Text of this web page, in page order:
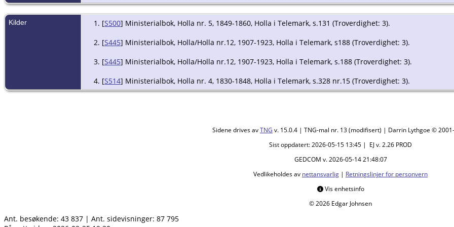
Kilder [S500] Ministerialbok, Holla nr. 5, 1849-1860, Holla i Telemark, s.131 (Troverdighet: 3).
[S445] Ministerialbok, Holla/Holla nr.12, 1907-1923, Holla i Telemark, s188 (Troverdighet: 3).
[S445] Ministerialbok, Holla/Holla nr.12, 1907-1923, Holla i Telemark, s.188 (Troverdighet: 3).
[S514] Ministerialbok, Holla nr. 4, 1830-1848, Holla i Telemark, s.328 nr.15 (Troverdighet: 3).
Sidene drives avTNG v. 15.0.4 | TNG-mal nr. 13 (modifisert) | Darrin Lythgoe ©
Sist oppdatert: 2026-05-15 13:45 | EJ v. 2.26 PROD
GEDCOM v. 2026-05-14 21:48:07
Vedlikeholdes av nettansvarlig | Retningslinjer for personvern
Vis enhetsinfo
© 2026 Edgar Johnsen
Ant. besøkende: 43 837 | Ant. sidevisninger: 87 795